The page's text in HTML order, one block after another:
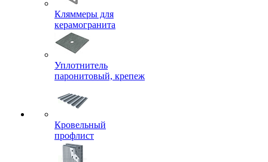
Кляммеры для
керамогранита
Уплотнитель
паронитовый, крепеж
Кровельный
профлист